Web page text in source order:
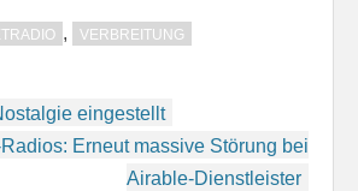
, VERBREITUNG
eingestellt
Erneut massive Störung bei
Airable-Dienstleister